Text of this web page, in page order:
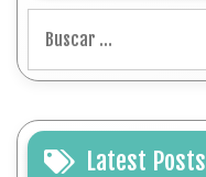
Latest Posts